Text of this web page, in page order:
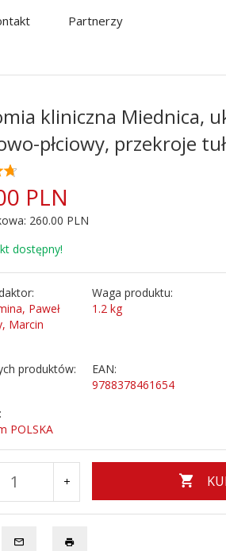
Partnerzy
kliniczna Miednica,
płciowy, przekroje
PLN
260.00 PLN
dostępny!
Paweł
Marcin
Waga produktu:
1.2 kg
produktów:
EAN:
9788378461654
POLSKA